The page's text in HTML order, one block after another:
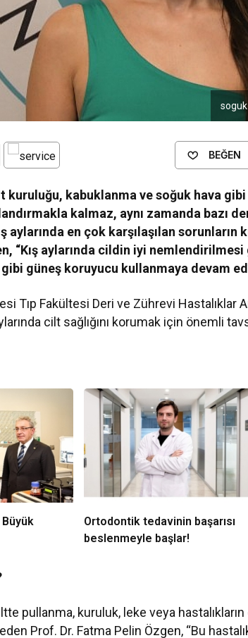
BEĞEN
kuruluğu, kabuklanma ve soğuk hava
kalmaz, aynı zamanda bazı
aylarında en çok karşılaşılan
“Kış aylarında cildin iyi nemlendirilmesi
güneş koruyucu kullanmaya devam
Tıp Fakültesi Deri ve Zührevi Hastalıklar
cilt sağlığını korumak için önemli
Ortodontik tedavinin başarısı
beslenmeyle başlar!
pullanma, kuruluk, leke veya
eden Prof. Dr. Fatma Pelin Özgen, “Bu